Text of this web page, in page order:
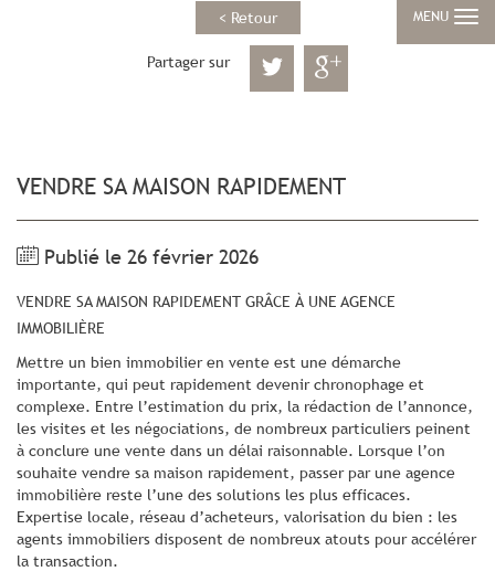
MENU
< Retour
Partager sur
VENDRE SA MAISON RAPIDEMENT
Publié le 26 février 2026
VENDRE SA MAISON RAPIDEMENT GRÂCE À UNE AGENCE
IMMOBILIÈRE
Mettre un bien immobilier en vente est une démarche
importante, qui peut rapidement devenir chronophage et
complexe. Entre l’estimation du prix, la rédaction de l’annonce,
les visites et les négociations, de nombreux particuliers peinent
à conclure une vente dans un délai raisonnable. Lorsque l’on
souhaite vendre sa maison rapidement, passer par une agence
immobilière reste l’une des solutions les plus efficaces.
Expertise locale, réseau d’acheteurs, valorisation du bien : les
agents immobiliers disposent de nombreux atouts pour accélérer
la transaction.